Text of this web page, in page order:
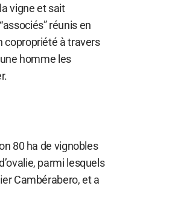
vigne et sait
réunis en
copropriété à travers
homme les
80 ha de vignobles
parmi lesquels
Cambérabero, et a